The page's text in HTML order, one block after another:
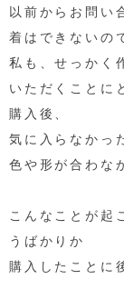
以前からお問い
着はできないの
私も、せっかく
いただくことに
購入後、
気に入らなかっ
色や形が合わな
こんなことが起
うばかりか
購入したことに